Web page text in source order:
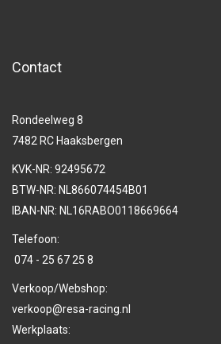
Contact
Rondeelweg 8
7482 RC Haaksbergen
KVK-NR: 92495672
BTW-NR: NL866074454B01
IBAN-NR: NL16RABO0118669664
Telefoon:
074 - 25 67 25 8
Verkoop/Webshop:
verkoop@resa-racing.nl
Werkplaats: